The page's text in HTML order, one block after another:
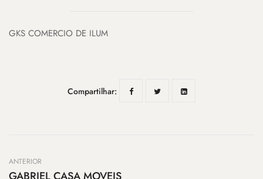
GKS COMERCIO DE ILUM
Compartilhar:
ANTERIOR